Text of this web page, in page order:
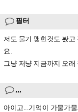
필터
저도 물기 맺힌것도 봤
요.
그냥 저냥 지금까지 오래
,,,
아이고...기억이 가물가물